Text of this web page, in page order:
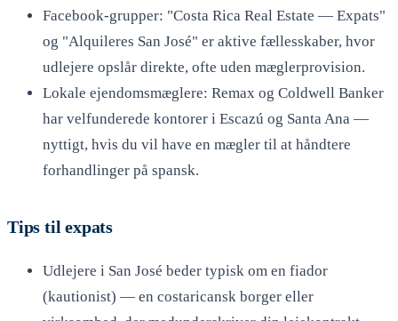
Facebook-grupper: "Costa Rica Real Estate — Expats"
og "Alquileres San José" er aktive fællesskaber, hvor
udlejere opslår direkte, ofte uden mæglerprovision.
Lokale ejendomsmæglere: Remax og Coldwell Banker
har velfunderede kontorer i Escazú og Santa Ana —
nyttigt, hvis du vil have en mægler til at håndtere
forhandlinger på spansk.
Tips til expats
Udlejere i San José beder typisk om en fiador
(kautionist) — en costaricansk borger eller